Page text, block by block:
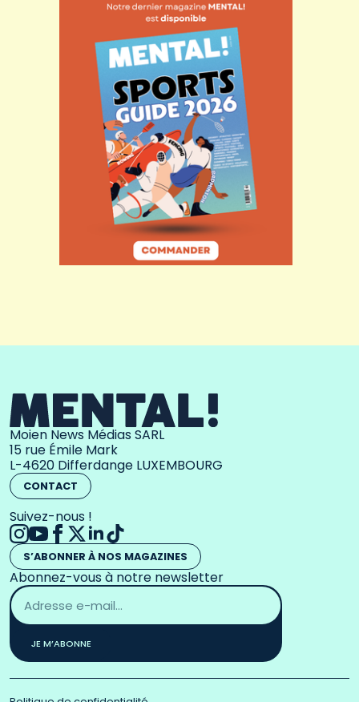
Moien News Médias SARL
15 rue Émile Mark
L-4620 Differdange LUXEMBOURG
CONTACT
Suivez-nous !
S’ABONNER À NOS MAGAZINES
Abonnez-vous à notre newsletter
Adresse
email
*
JE M’ABONNE